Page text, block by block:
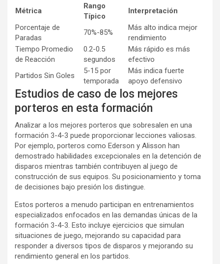
Métrica
Rango
Típico
Interpretación
Porcentaje de
Paradas
70%-85%
Más alto indica mejor
rendimiento
Tiempo Promedio
de Reacción
0.2-0.5
segundos
Más rápido es más
efectivo
Partidos Sin Goles
5-15 por
temporada
Más indica fuerte
apoyo defensivo
Estudios de caso de los mejores
porteros en esta formación
Analizar a los mejores porteros que sobresalen en una
formación 3-4-3 puede proporcionar lecciones valiosas.
Por ejemplo, porteros como Ederson y Alisson han
demostrado habilidades excepcionales en la detención de
disparos mientras también contribuyen al juego de
construcción de sus equipos. Su posicionamiento y toma
de decisiones bajo presión los distingue.
Estos porteros a menudo participan en entrenamientos
especializados enfocados en las demandas únicas de la
formación 3-4-3. Esto incluye ejercicios que simulan
situaciones de juego, mejorando su capacidad para
responder a diversos tipos de disparos y mejorando su
rendimiento general en los partidos.